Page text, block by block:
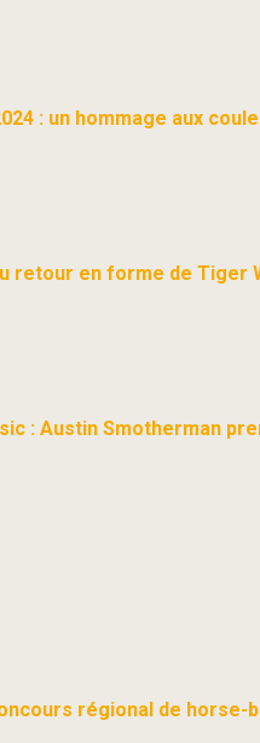
: un hommage aux
retour en forme de Tiger
: Austin Smotherman
régional de horse-